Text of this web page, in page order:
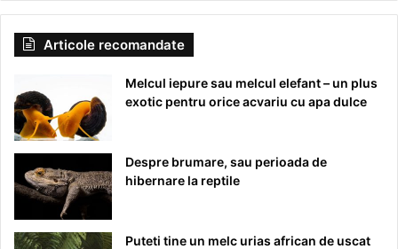
Articole recomandate
Melcul iepure sau melcul elefant – un plus
exotic pentru orice acvariu cu apa dulce
Despre brumare, sau perioada de
hibernare la reptile
Puteti tine un melc urias african de uscat